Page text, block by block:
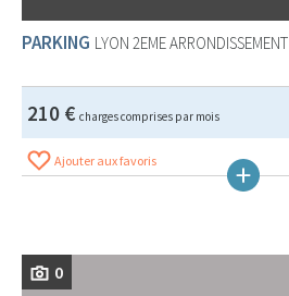
PARKING LYON 2EME ARRONDISSEMENT
210 € charges comprises par mois
Ajouter aux favoris
0